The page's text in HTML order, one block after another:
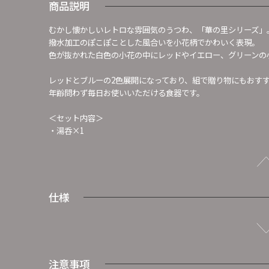
商品説明
むかし懐かしいレトロな雰囲気のうつわ、「華の里シリーズ」。
撥水加工のぽこぽことした風合いを小花柄でかわいく表現。
色が抜かれた白色の小花の中にレッドやイエロー、グリーンの
レッドとブルーの2色展開になっており、組で贈り物にもおすす
年齢問わず毎日お使いいただける食器です。
＜セット内容＞
・湯呑×1
仕様
注意事項